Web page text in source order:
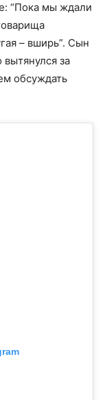
“Пока мы ждали
– вширь”. Сын
за
обсуждать